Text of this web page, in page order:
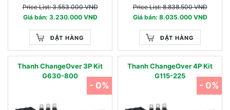
Price List: 3.553.000 VNĐ
Giá bán: 3.230.000 VNĐ
ĐẶT HÀNG
Price List: 8.838.500 VNĐ
Giá bán: 8.035.000 VNĐ
ĐẶT HÀNG
Thanh ChangeOver 3P Kit
G630-800
- 0%
Thanh ChangeOver 4P Kit
G115-225
- 0%